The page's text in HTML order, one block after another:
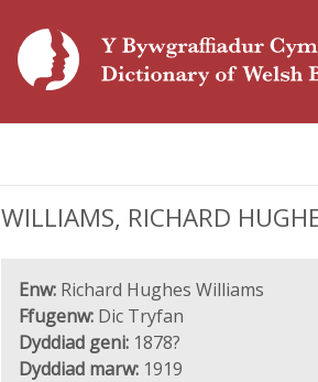
WILLIAMS, RICHARD
Enw: Richard Hughes Williams
Ffugenw: Dic Tryfan
Dyddiad geni: 1878?
Dyddiad marw: 1919